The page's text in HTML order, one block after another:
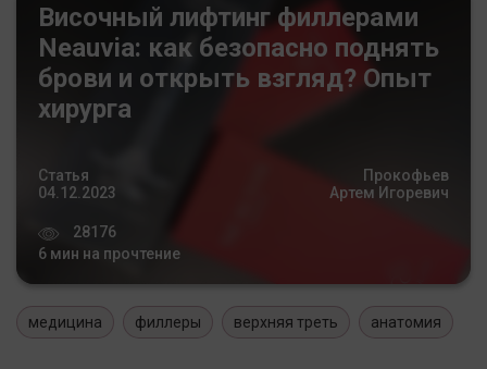
Височный лифтинг филлерами
Neauvia: как безопасно поднять
брови и открыть взгляд? Опыт
хирурга
Статья
04.12.2023
28176
6 мин на прочтение
Прокофьев
Артем Игоревич
медицина филлеры верхняя треть анатомия